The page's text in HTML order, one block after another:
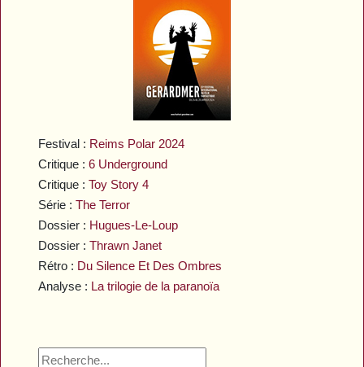
Festival : Reims Polar 2024
Critique :6 Underground
Critique :Toy Story 4
Série :The Terror
Dossier : Hugues-Le-Loup
Dossier :Thrawn Janet
Rétro : Du Silence Et Des Ombres
Analyse : La trilogie de la paranoïa